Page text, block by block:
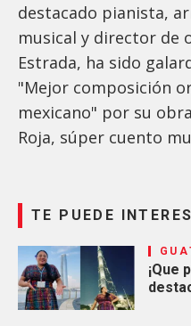
destacado pianista,
musical y director de
Estrada, ha sido
"Mejor composición
mexicano" por su
Roja, súper cuento
TE PUEDE
¡Que